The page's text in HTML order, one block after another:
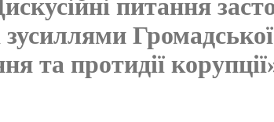
питання
зусиллями
та протидії